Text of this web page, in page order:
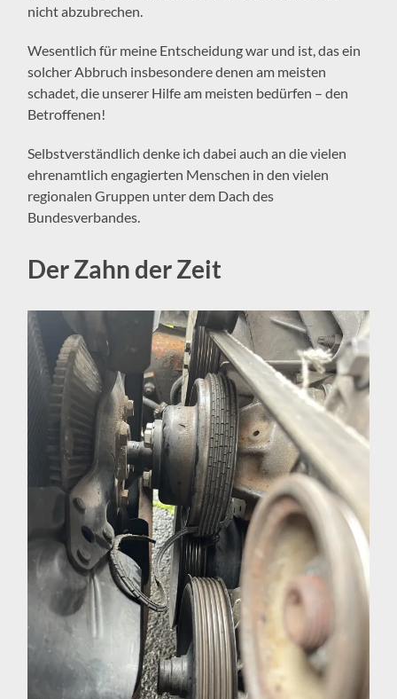
nicht abzubrechen.
Wesentlich für meine Entscheidung war und ist, das ein
solcher Abbruch insbesondere denen am meisten
schadet, die unserer Hilfe am meisten bedürfen – den
Betroffenen!
Selbstverständlich denke ich dabei auch an die vielen
ehrenamtlich engagierten Menschen in den vielen
regionalen Gruppen unter dem Dach des
Bundesverbandes.
Der Zahn der Zeit